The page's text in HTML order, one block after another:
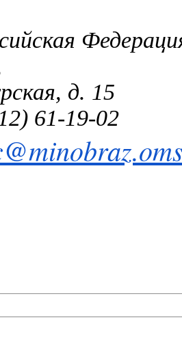
д. 15
61-19-02